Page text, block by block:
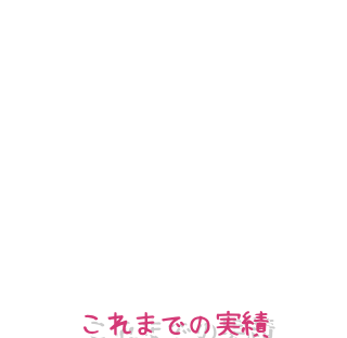
これまでの実績